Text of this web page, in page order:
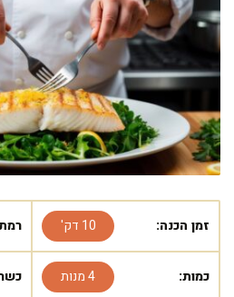
זמן הכנה: 10 דק'
כמות: 4 מנות